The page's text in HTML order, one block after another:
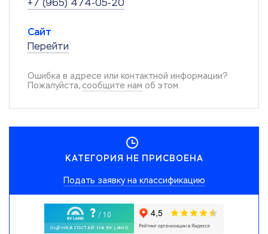
+7 (965) 474-05-20
Сайт
Перейти
Ошибка в адресе или контактной информации?
Пожалуйста, сообщите нам об этом.
КАТЕГОРИЯ НЕ ПРИСВОЕНА
Подать заявку на классификацию